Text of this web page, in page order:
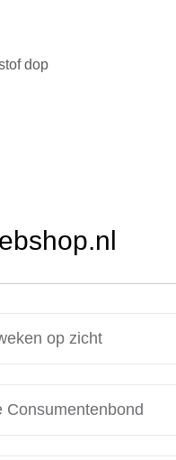
dop
op zicht
Consumentenbond